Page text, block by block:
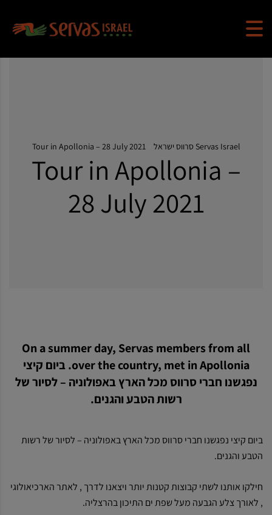
Servas Israel סרווס ישראל Tour in Apollonia – 28 July 2021
Tour in Apollonia –
28 July 2021
On a summer day, Servas members from all
over the country, met in Apollonia. ביום קיצי
נפגשנו חברי סרווס מכל הארץ באפולוניה – לסיור של
רשות הטבע והגנים.
ביום קיצי נפגשנו חברי סרווס מכל הארץ באפולוניה – לסיור של רשות
הטבע והגנים.
חילקו אותנו לשתי קבוצות קטנות יותר ויצאנו לדרך , לאתר הארכיאולוגי
, לאורך צלע הגבעה מעל שפת ים התיכון בהרצליה.